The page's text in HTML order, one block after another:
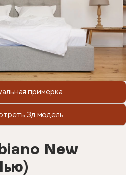
примерка
3д модель
New